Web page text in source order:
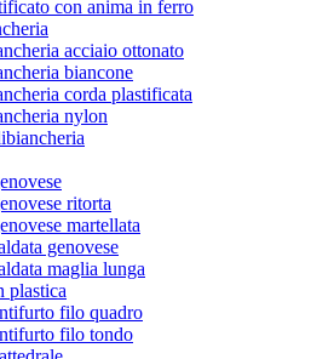
con anima in ferro
acciaio ottonato
biancone
corda plastificata
nylon
ritorta
martellata
genovese
maglia lunga
plastica
filo quadro
filo tondo